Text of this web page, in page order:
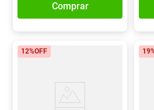
Comprar
12%OFF